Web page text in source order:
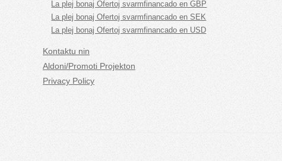
La plej bonaj Ofertoj svarmfinancado en GBP
La plej bonaj Ofertoj svarmfinancado en SEK
La plej bonaj Ofertoj svarmfinancado en USD
Kontaktu nin
Aldoni/Promoti Projekton
Privacy Policy